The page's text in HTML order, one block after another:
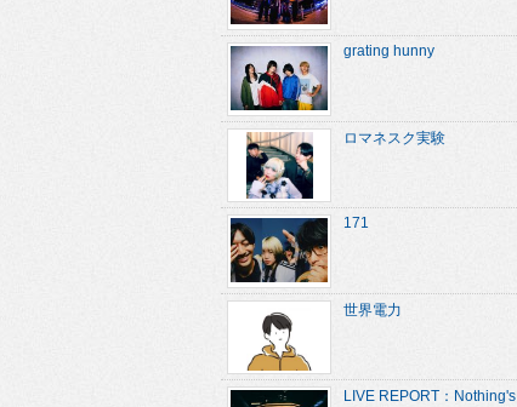
grating hunny
ロマネスク実験
171
世界電力
LIVE REPORT：Nothing's